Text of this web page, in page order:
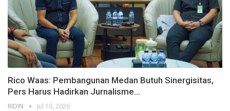
Rico Waas: Pembangunan Medan Butuh Sinergisitas,
Pers Harus Hadirkan Jurnalisme…
RIDIN Jul 10, 2026